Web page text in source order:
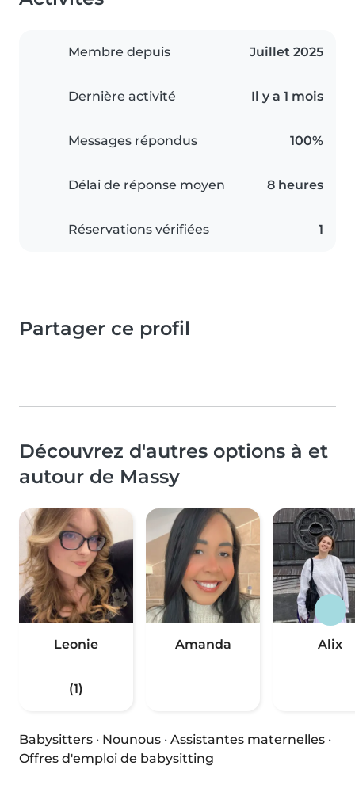
Membre depuis Juillet 2025
Dernière activité Il y a 1 mois
Messages répondus 100%
Délai de réponse moyen 8 heures
Réservations vérifiées 1
Partager ce profil
Découvrez d'autres options à et
autour de Massy
Leonie
(1)
Amanda Alix
Babysitters · Nounous · Assistantes maternelles ·
Offres d'emploi de babysitting